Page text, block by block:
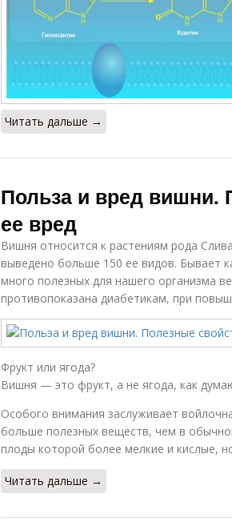
Читать дальше →
Польза и вред вишни.
ее вред
Вишня относится к растениям рода
выведено больше 150 ее видов. Бывает
много полезных для нашего организма
противопоказана диабетикам, при
Фрукт или ягода?
Вишня — это фрукт, а не ягода, как
Особого внимания заслуживает
больше полезных веществ, чем в
плоды которой более мелкие и кислые,
Читать дальше →